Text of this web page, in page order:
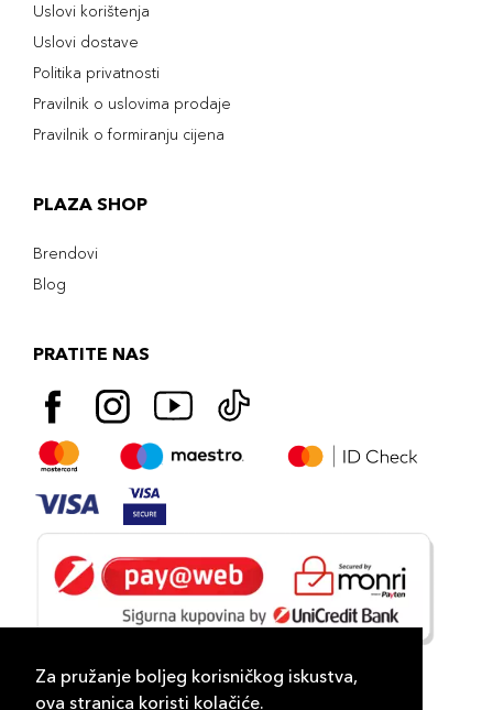
Za pružanje boljeg korisničkog iskustva,
ova stranica koristi kolačiće.
Uslovi korištenja
Uslovi dostave
Politika privatnosti
Pravilnik o uslovima prodaje
Pravilnik o formiranju cijena
PLAZA SHOP
Brendovi
Blog
PRATITE NAS